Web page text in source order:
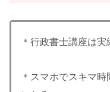
＊行政書士講座は
＊スマホでスキマ